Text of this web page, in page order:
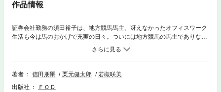
作品情報
証券会社勤務の須田裕子は、地方競馬馬主。冴えなかったオフィスワーク
生活も今は馬のおかげで充実の日々。ついには地方競馬の馬主でありなが
ら中央競馬にチャレンジできる馬と巡り合う。その名も「ホシニネガイ
ヲ」。須田の願いを叶えることができるのかーー？
著者 信田朋嗣 栗元健太郎
若槻咲美
出版社
ＦＯＤ